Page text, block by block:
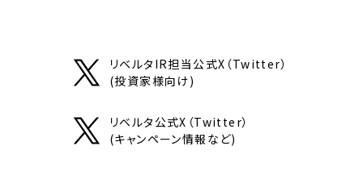
リベルタIR担当公式X（Twitter）
(投資家様向け)
リベルタ公式X（Twitter）
(キャンペーン情報など)